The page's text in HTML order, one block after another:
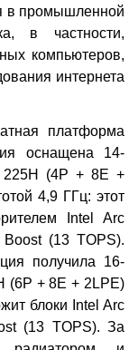
в промышленной
в частности,
компьютеров,
интернета
платформа
оснащена 14-
225H (4P + 8E +
4,9 ГГц: этот
Intel Arc
(13 TOPS).
получила 16-
(6P + 8E + 2LPE)
блоки Intel Arc
(13 TOPS). За